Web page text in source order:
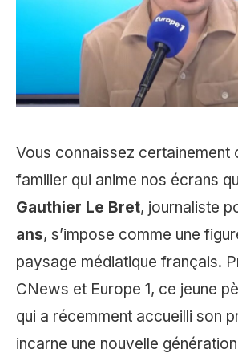
Vous connaissez certainement
familier qui anime nos écrans
Gauthier Le Bret, journaliste
ans, s’impose comme une
paysage médiatique français.
CNews et Europe 1, ce jeune
qui a récemment accueilli son
incarne une nouvelle